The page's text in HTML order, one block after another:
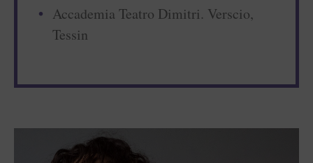
Accademia Teatro Dimitri. Verscio,
Tessin